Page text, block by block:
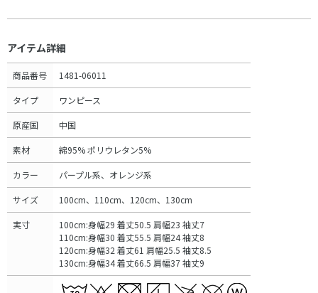
アイテム詳細
商品番号 1481-06011
タイプ ワンピース
原産国 中国
素材 綿95% ポリウレタン5%
カラー パープル系、オレンジ系
サイズ 100cm、110cm、120cm、130cm
実寸
100cm:身幅29 着丈50.5 肩幅23 袖丈7
110cm:身幅30 着丈55.5 肩幅24 袖丈8
120cm:身幅32 着丈61 肩幅25.5 袖丈8.5
130cm:身幅34 着丈66.5 肩幅37 袖丈9